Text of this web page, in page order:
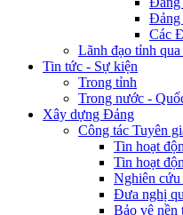
Đảng
Các
Lãnh đạo tỉnh
Tin tức - Sự kiện
Trong tỉnh
Trong nước -
Xây dựng Đảng
Công tác Tuyên
Tin hoạt
Tin hoạt
Nghiên cứu
Đưa nghị
Bảo vệ nền